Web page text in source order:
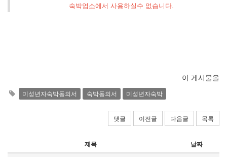
숙박업소에서 사용하실수 없습니다.
이 게시물을
미성년자숙박동의서 숙박동의서 미성년자숙박
댓글 이전글 다음글 목록
제목 날짜